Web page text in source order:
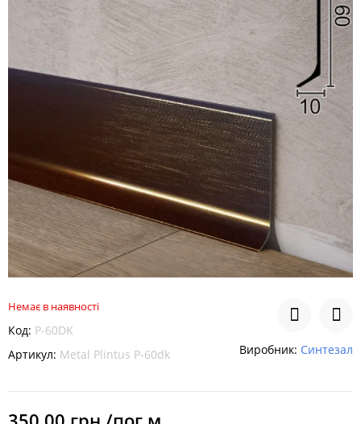
Немає в наявності
Код: P-60DK
Артикул: Metal Plintus P-60dk Виробник: Синтезал